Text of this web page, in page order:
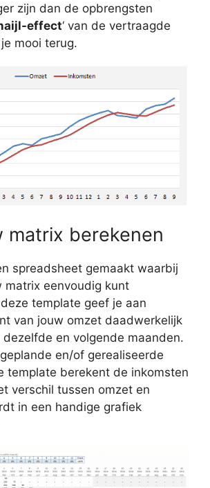
zijn dan de opbrengsten
effect‘ van de vertraagde
mooi terug.
matrix berekenen
spreadsheet gemaakt waarbij
matrix eenvoudig kunt
template geef je aan
van jouw omzet daadwerkelijk
en volgende maanden.
en/of gerealiseerde
template berekent de inkomsten
verschil tussen omzet en
in een handige grafiek